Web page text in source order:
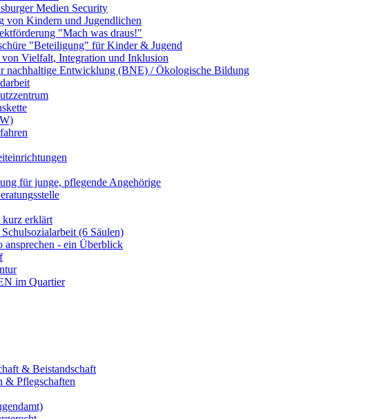
Medien Security
von Kindern und Jugendlichen
"Mach was draus!"
"Beteiligung" für Kinder & Jugend
von Vielfalt, Integration und Inklusion
nachhaltige Entwicklung (BNE) / Ökologische Bildung
für junge, pflegende Angehörige
kurz erklärt
(6 Säulen)
ansprechen - ein Überblick
im Quartier
& Beistandschaft
& Pflegschaften